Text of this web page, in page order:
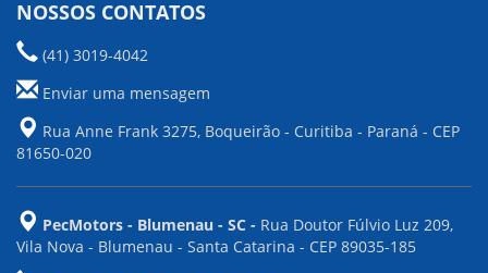
NOSSOS CONTATOS
(41) 3019-4042
Enviar uma mensagem
Rua Anne Frank 3275, Boqueirão - Curitiba - Paraná - CEP
81650-020
PecMotors - Blumenau - SC - Rua Doutor Fúlvio Luz 209,
Vila Nova - Blumenau - Santa Catarina - CEP 89035-185